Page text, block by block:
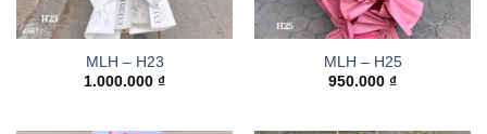
MLH – H23
1.000.000 ₫
MLH – H25
950.000 ₫